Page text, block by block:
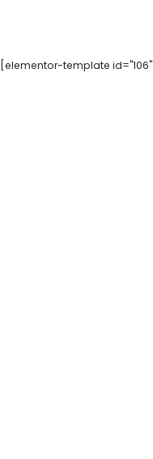
[elementor-template id="106"]